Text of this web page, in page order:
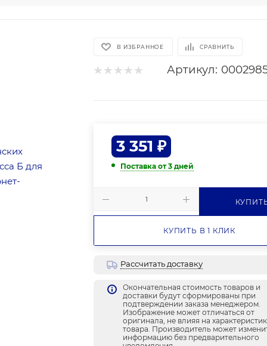
В ИЗБРАННОЕ СРАВНИТЬ
Артикул:
3 351 ₽
Поставка от 3 дней
КУПИТЬ В 1 КЛИК
Рассчитать доставку
Окончательная стоимость товаров и
доставки будут сформированы при
подтверждении заказа менеджером.
Изображение может отличаться от
оригинала, не влияя на
товара. Производитель может
информацию без предварительного